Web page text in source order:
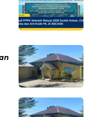
pada peramban ini